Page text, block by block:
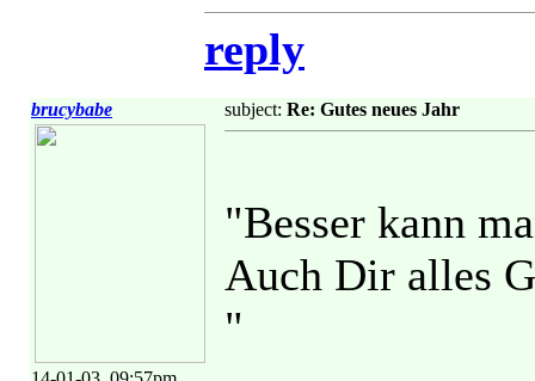
reply
brucybabe subject: Re: Gutes neues Jahr
"Besser kann
Auch Dir alles
"